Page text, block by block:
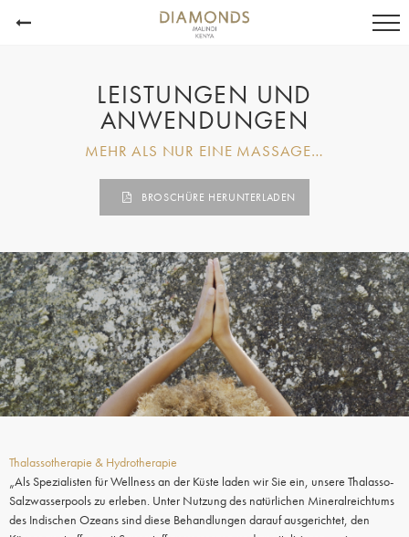
LEISTUNGEN UND
ANWENDUNGEN
MEHR ALS NUR EINE MASSAGE…
BROSCHÜRE HERUNTERLADEN
Thalassotherapie & Hydrotherapie
„Als Spezialisten für Wellness an der Küste laden wir Sie ein, unsere Thalasso-
Salzwasserpools zu erleben. Unter Nutzung des natürlichen Mineralreichtums
des Indischen Ozeans sind diese Behandlungen darauf ausgerichtet, den